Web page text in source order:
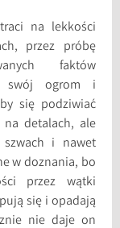
na lekkości
przez próbę
faktów
swój ogrom i
się podziwiać
detalach, ale
i nawet
w doznania, bo
przez wątki
się i opadają
nie daje on